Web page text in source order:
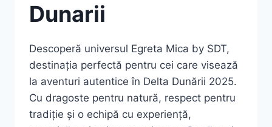
Dunarii
Descoperă universul Egreta Mica by SDT,
destinația perfectă pentru cei care visează
la aventuri autentice în Delta Dunării 2025.
Cu dragoste pentru natură, respect pentru
tradiție și o echipă cu experiență,